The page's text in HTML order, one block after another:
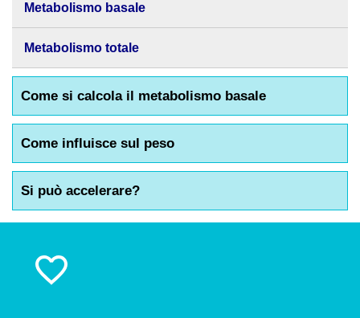
Metabolismo basale
Metabolismo totale
Come si calcola il metabolismo basale
Come influisce sul peso
Si può accelerare?